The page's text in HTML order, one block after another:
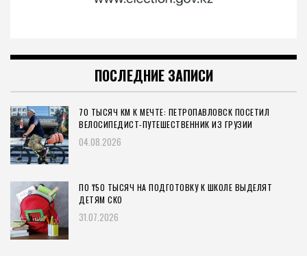
ПОСЛЕДНИЕ ЗАПИСИ
70 ТЫСЯЧ КМ К МЕЧТЕ: ПЕТРОПАВЛОВСК ПОСЕТИЛ
ВЕЛОСИПЕДИСТ-ПУТЕШЕСТВЕННИК ИЗ ГРУЗИИ
04.08.2026
ПО ₸50 ТЫСЯЧ НА ПОДГОТОВКУ К ШКОЛЕ ВЫДЕЛЯТ
ДЕТЯМ СКО
31.07.2026